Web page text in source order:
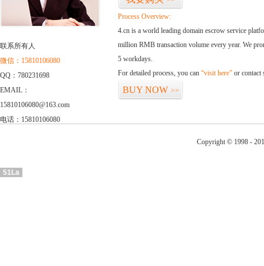
联系所有人
微信：15810106080
QQ：780231698
EMAIL：
15810106080@163.com
电话：15810106080
Process Overview:
4.cn is a world leading domain escrow service
million RMB transaction volume every year. We
5 workdays.
For detailed process, you can “visit here” or contact
BUY NOW >>
Copyright © 1998 -
51La